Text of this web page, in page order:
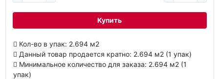
Купить
Кол-во в упак: 2.694 м2
Данный товар продается кратно: 2.694 м2 (1 упак)
Минимальное количество для заказа: 2.694 м2 (1
упак)